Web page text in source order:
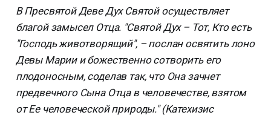
В Пресвятой Деве Дух Святой осуществляет
благой замысел Отца. "Святой Дух – Тот, Кто есть
"Господь животворящий", – послан освятить лоно
Девы Марии и божественно сотворить его
плодоносным, соделав так, что Она зачнет
предвечного Сына Отца в человечестве, взятом
от Ее человеческой природы." (Катехизис